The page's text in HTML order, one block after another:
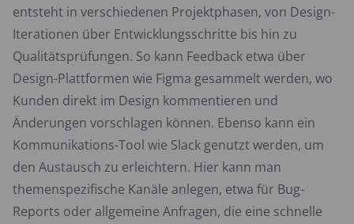
entsteht in verschiedenen Projektphasen, von Design-
Iterationen über Entwicklungsschritte bis hin zu
Qualitätsprüfungen. So kann Feedback etwa über
Design-Plattformen wie Figma gesammelt werden, wo
Kunden direkt im Design kommentieren und
Änderungen vorschlagen können. Ebenso kann ein
Kommunikations-Tool wie Slack genutzt werden, um
den Austausch zu erleichtern. Hier kann man
themenspezifische Kanäle anlegen, etwa für Bug-
Reports oder allgemeine Anfragen, die eine schnelle